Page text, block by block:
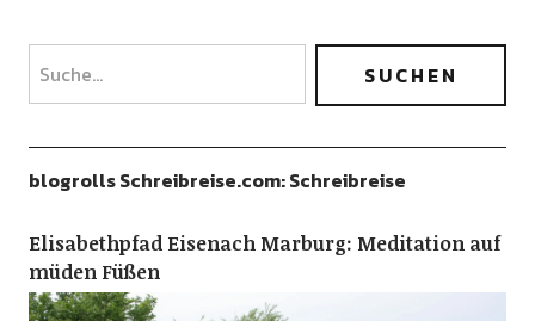
blogrolls Schreibreise.com: Schreibreise
Elisabethpfad Eisenach Marburg: Meditation auf
müden Füßen